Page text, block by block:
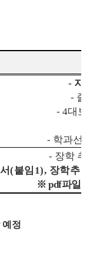
- 지
- 졸
- 4대보
- 학과선
- 장학 추
(붙임 1), 장학추천
※pdf파일로
예정